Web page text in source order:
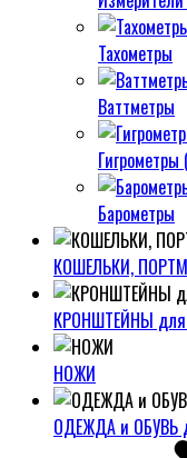
Тахометры
Ваттметры
Барометры
КОШЕЛЬКИ,
КРОНШТЕЙНЫ
НОЖИ
ОДЕЖДА и ОБУВЬ